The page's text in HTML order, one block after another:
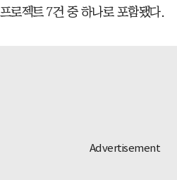
로젝트 7건 중 하나로 포함됐다.